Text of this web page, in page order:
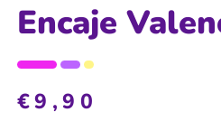
Encaje
€9,90